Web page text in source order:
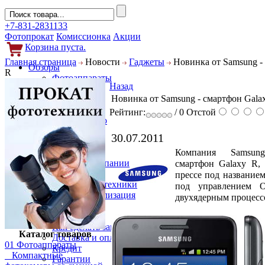
+7-831-2831133
Фотопрокат Комиссионка Акции
Корзина пуста.
Обзоры
Фотоаппараты
Объективы
Фильтры
Новости
Фото и видео
Гаджеты
Аксессуары
Слухи
Новости компании
Услуги
Прокат фототехники
Выкуп и реализация
Покупателям
Акции
Как сделать заказ
Доставка и оплата
Кредит
Гарантии
Главная страница Новости Гаджеты
Новинка от Samsung
R
Каталог товаров
01 Фотоаппараты
Компактные
Назад
Новинка от Samsung - смартфон
Рейтинг:
/ 0 Отстой
30.07.2011
Компания
смартфон Galaxy R,
прессе под
под
двухядерным